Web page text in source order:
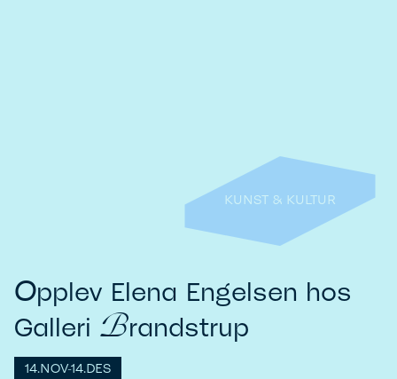
Opplev Elena Engelsen hos
Galleri Brandstrup
14.NOV-14.DES
KUNST & KULTUR